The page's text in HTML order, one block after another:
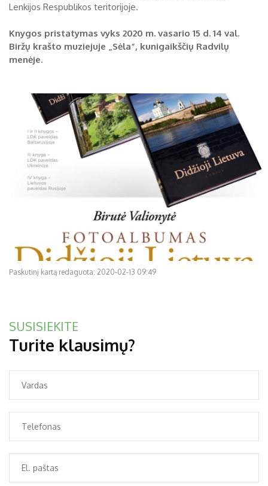
Lenkijos Respublikos teritorijoje.
Knygos pristatymas vyks 2020 m. vasario 15 d. 14 val.
Biržų krašto muziejuje „Sėla“, kunigaikščių Radvilų
menėje.
Paskutinį kartą redaguota: 2020-02-13 09:49
SUSISIEKITE
Turite klausimų?